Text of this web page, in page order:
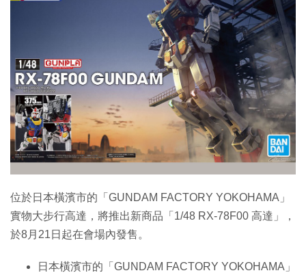
Enterprise Digital Transformation
特集
位於日本橫濱市的「GUNDAM FACTORY YOKOHAMA」
實物大步行高達，將推出新商品「1/48 RX-78F00 高達」，
於8月21日起在會場內發售。
日本橫濱市的「GUNDAM FACTORY YOKOHAMA」